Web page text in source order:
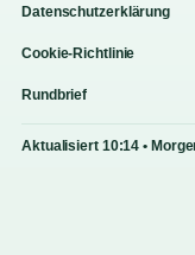
Datenschutzerklärung
Cookie-Richtlinie
Rundbrief
Aktualisiert 10:14 •